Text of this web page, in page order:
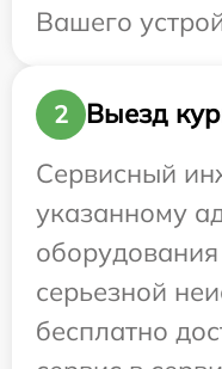
Вашего
2
Выезд
Сервисный
указанному
серьезной
бесплатно